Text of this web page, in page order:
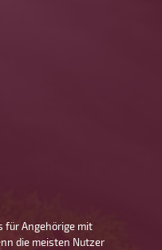
für Angehörige mit
die meisten Nutzer